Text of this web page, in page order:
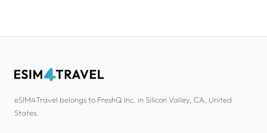
eSIM4Travel belongs to FreshQ Inc. in Silicon Valley, CA, United
States.